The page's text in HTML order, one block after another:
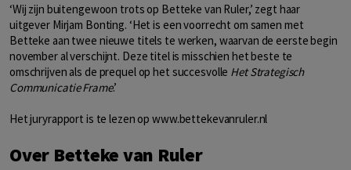
‘Wij zijn buitengewoon trots op Betteke van Ruler,’ zegt haar
uitgever Mirjam Bonting. ‘Het is een voorrecht om samen met
Betteke aan twee nieuwe titels te werken, waarvan de eerste begin
november al verschijnt. Deze titel is misschien het beste te
omschrijven als de prequel op het succesvolle Het Strategisch
Communicatie Frame.’
Het juryrapport is te lezen opwww.bettekevanruler.nl
Over Betteke van Ruler